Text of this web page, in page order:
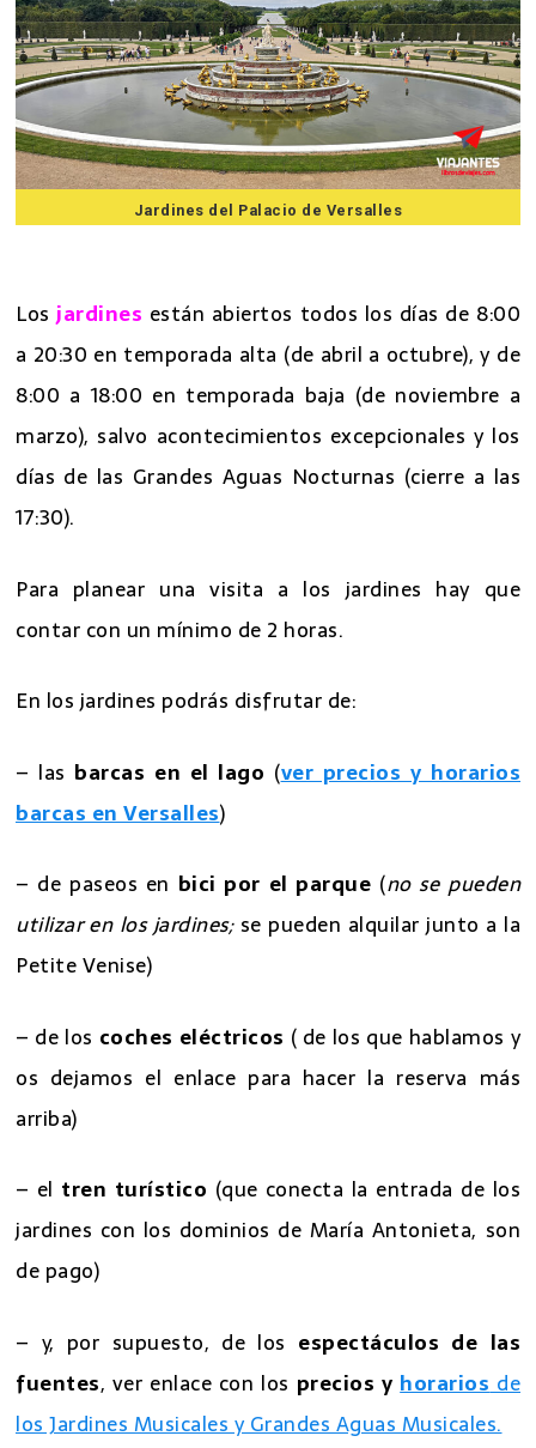
Jardines del Palacio de Versalles
Los jardines están abiertos todos los días de 8:00
a 20:30 en temporada alta (de abril a octubre), y de
8:00 a 18:00 en temporada baja (de noviembre a
marzo), salvo acontecimientos excepcionales y los
días de las Grandes Aguas Nocturnas (cierre a las
17:30).
Para planear una visita a los jardines hay que
contar con un mínimo de 2 horas.
En los jardines podrás disfrutar de:
– las barcas en el lago (ver precios y horarios
barcas en Versalles)
– de paseos en bici por el parque (no se pueden
utilizar en los jardines;se pueden alquilar junto a la
Petite Venise)
– de los coches eléctricos ( de los que hablamos y
os dejamos el enlace para hacer la reserva más
arriba)
– el tren turístico (que conecta la entrada de los
jardines con los dominios de María Antonieta, son
de pago)
– y, por supuesto, de los espectáculos de las
fuentes, ver enlace con los precios y horarios de
los Jardines Musicales y Grandes Aguas Musicales.